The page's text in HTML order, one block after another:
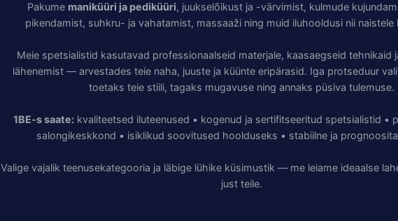
Pakume maniküüri ja pediküüri, juukselõikust ja -värvimist, kulmude
pikendamist, suhkru- ja vahatamist, massaaži ning muid iluhooldusi nii naistele
Meie spetsialistid kasutavad professionaalseid materjale, kaasaegseid tehnikaid
lähenemist — arvestades teie naha, juuste ja küünte eripärasid. Iga protseduur
toetaks teie stiili, tagaks mugavuse ning annaks püsiva tulemuse.
1BE-s saate:kvaliteetsed iluteenused • kogenud ja sertifitseeritud spetsialistid •
salongikeskkond • isiklikud soovitused hoolduseks • stabiilne ja
Valige vajalik teenusekategooria ja läbige lühike küsimustik — me leiame ideaalse
just teile.